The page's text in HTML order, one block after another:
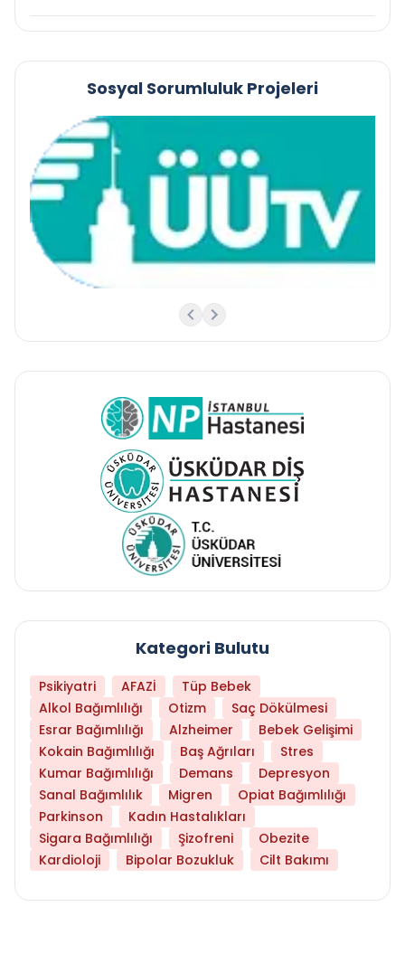
Sosyal Sorumluluk Projeleri
Kategori Bulutu
Psikiyatri AFAZİ
Tüp Bebek
Alkol Bağımlılığı
Otizm
Saç Dökülmesi
Esrar Bağımlılığı
Alzheimer
Bebek Gelişimi
Kokain Bağımlılığı
Baş Ağrıları
Stres
Kumar Bağımlılığı
Demans
Depresyon
Sanal Bağımlılık
Migren
Opiat Bağımlılığı
Parkinson
Kadın Hastalıkları
Sigara Bağımlılığı
Şizofreni
Obezite
Kardioloji
Bipolar Bozukluk Cilt Bakımı